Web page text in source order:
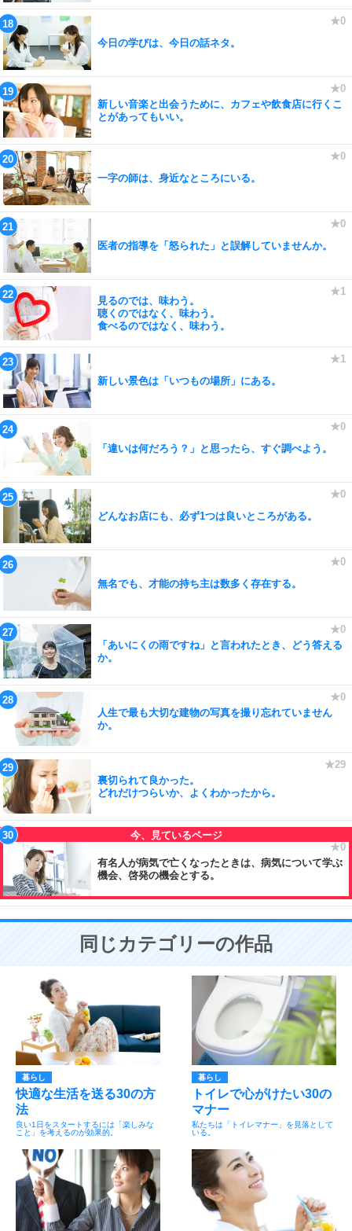
今日の学びは、今日の話ネタ。
新しい音楽と出会うために、カフェや飲食店に行くこ
とがあってもいい。
一字の師は、身近なところにいる。
医者の指導を「怒られた」と誤解していませんか。
見るのでは、味わう。
聴くのではなく、味わう。
食べるのではなく、味わう。
新しい景色は「いつもの場所」にある。
「違いは何だろう？」と思ったら、すぐ調べよう。
どんなお店にも、必ず1つは良いところがある。
無名でも、才能の持ち主は数多く存在する。
「あいにくの雨ですね」と言われたとき、どう答える
か。
人生で最も大切な建物の写真を撮り忘れていません
か。
裏切られて良かった。
どれだけつらいか、よくわかったから。
有名人が病気で亡くなったときは、病気について学ぶ
機会、啓発の機会とする。
同じカテゴリーの作品
暮らし
快適な生活を送る30の方
法
良い1日をスタートするには「楽しみな
こと」を考えるのが効果的。
暮らし
トイレで心がけたい30の
マナー
私たちは「トイレマナー」を見落として
いる。